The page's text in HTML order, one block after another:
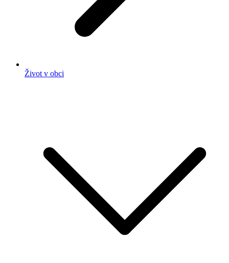
Život v obci